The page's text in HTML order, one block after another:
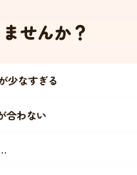
せんか？
少なすぎる
合わない